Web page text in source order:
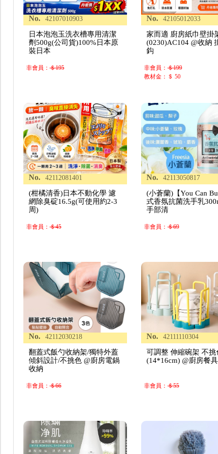
No. 42107010903
日本泡泡玉洗衣槽專用清潔
劑500g(公司貨)100%日本原
裝日本
非會員：＄195
No. 42105012033
家而適 廚房紙巾壁掛
(0230)AC104 @收納
鈎
非會員：＄199
教材金：＄ 50
No. 42112081401
(柑橘清香)日本不動化學 濾
網除臭碇16.5g(可使用約2-3
周)
非會員：＄45
No. 42113050817
(小蒼蘭)【You Can
式香氛抗菌洗手乳
手部清
非會員：＄69
No. 42112030218
翻蓋式飯勺收納架/獨特外蓋
傾斜設計/不挑色 @廚房電鍋
收納
非會員：＄66
No. 42111110304
可調整 伸縮碗架 不挑
(14*16cm) @廚房餐
非會員：＄55